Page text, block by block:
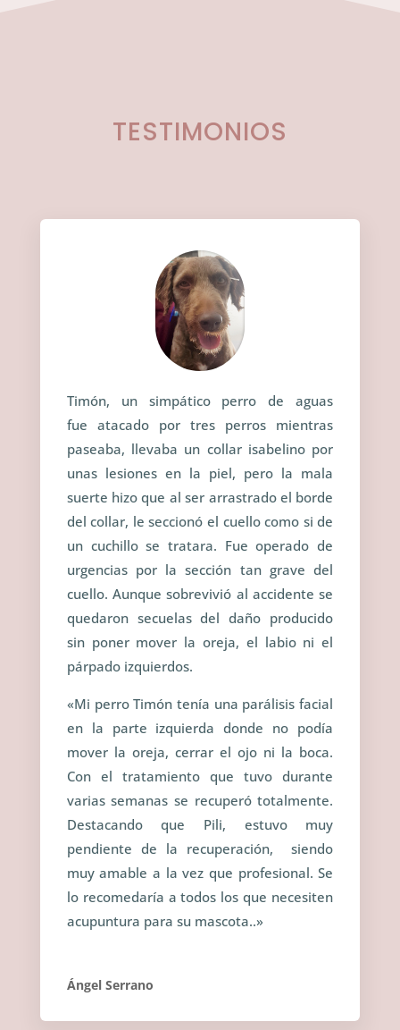
TESTIMONIOS
Timón, un simpático perro de aguas
fue atacado por tres perros mientras
paseaba, llevaba un collar isabelino por
unas lesiones en la piel, pero la mala
suerte hizo que al ser arrastrado el borde
del collar, le seccionó el cuello como si de
un cuchillo se tratara. Fue operado de
urgencias por la sección tan grave del
cuello. Aunque sobrevivió al accidente se
quedaron secuelas del daño producido
sin poner mover la oreja, el labio ni el
párpado izquierdos.
«Mi perro Timón tenía una parálisis facial
en la parte izquierda donde no podía
mover la oreja, cerrar el ojo ni la boca.
Con el tratamiento que tuvo durante
varias semanas se recuperó totalmente.
Destacando que Pili, estuvo muy
pendiente de la recuperación, siendo
muy amable a la vez que profesional. Se
lo recomedaría a todos los que necesiten
acupuntura para su mascota..»
Ángel Serrano